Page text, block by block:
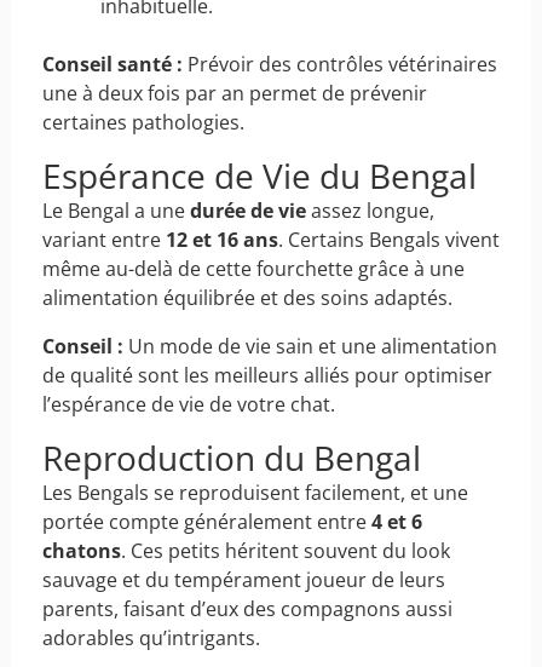
inhabituelle.
Conseil santé : Prévoir des contrôles vétérinaires
une à deux fois par an permet de prévenir
certaines pathologies.
Espérance de Vie du Bengal
Le Bengal a unedurée de vieassez longue,
variant entre 12 et 16 ans. Certains Bengals vivent
même au-delà de cette fourchette grâce à une
alimentation équilibrée et des soins adaptés.
Conseil : Un mode de vie sain et une alimentation
de qualité sont les meilleurs alliés pour optimiser
l’espérance de vie de votre chat.
Reproduction du Bengal
Les Bengals se reproduisent facilement, et une
portée compte généralement entre4 et 6
chatons. Ces petits héritent souvent du look
sauvage et du tempérament joueur de leurs
parents, faisant d’eux des compagnons aussi
adorables qu’intrigants.